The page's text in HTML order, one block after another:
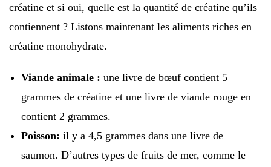
créatine et si oui, quelle est la quantité de créatine qu’ils
contiennent ? Listons maintenant les aliments riches en
créatine monohydrate.
Viande animale : une livre de bœuf contient 5
grammes de créatine et une livre de viande rouge en
contient 2 grammes.
Poisson: il y a 4,5 grammes dans une livre de
saumon. D’autres types de fruits de mer, comme le